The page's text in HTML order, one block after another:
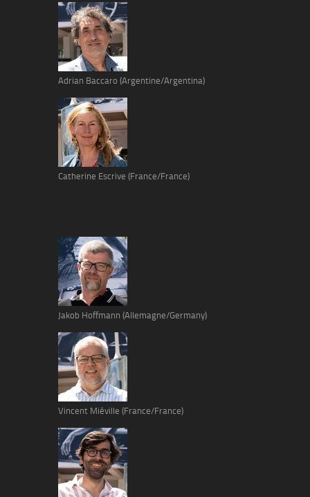
Adrian Baccaro (Argentine/Argentina)
Catherine Escrive (France/France)
Jakob Hoffmann (Allemagne/Germany)
Vincent Miéville (France/France)